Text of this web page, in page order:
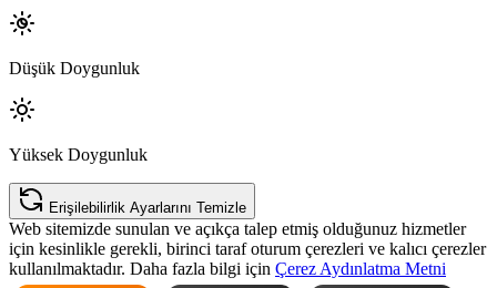
Düşük Doygunluk
Yüksek Doygunluk
Erişilebilirlik Ayarlarını Temizle
Web sitemizde sunulan ve açıkça talep etmiş olduğunuz hizmetler
için kesinlikle gerekli, birinci taraf oturum çerezleri ve kalıcı çerezler
kullanılmaktadır. Daha fazla bilgi için Çerez Aydınlatma Metni